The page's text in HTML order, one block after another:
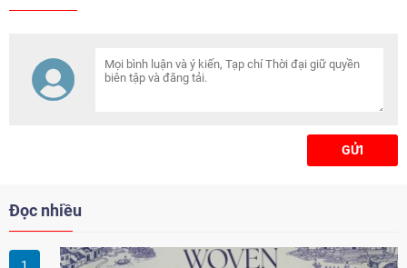
đang trở nên cấp thiết hơn bao
giờ hết.
GỬI
Đọc nhiều